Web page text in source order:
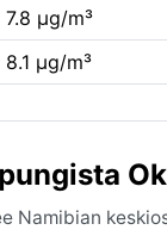
7.8 µg/m³
8.1 µg/m³
Namibian